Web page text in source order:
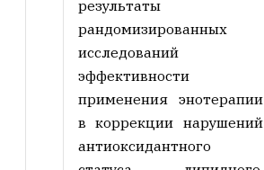
результаты
рандомизированных
исследований
эффективности
применения энотерапии
в коррекции нарушений
антиоксидантного